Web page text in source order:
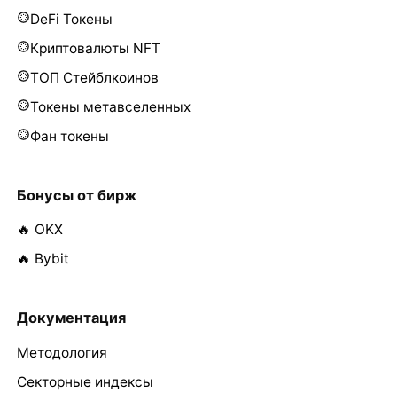
DeFi Токены
Криптовалюты NFT
ТОП Стейблкоинов
Токены метавселенных
Фан токены
Бонусы от бирж
🔥 OKX
🔥 Bybit
Документация
Методология
Секторные индексы